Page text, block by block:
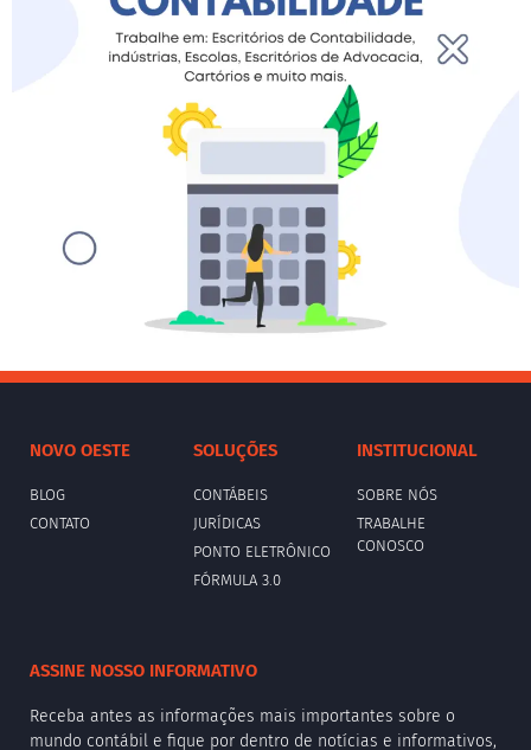
NOVO OESTE
BLOG
CONTATO
SOLUÇÕES
CONTÁBEIS
JURÍDICAS
PONTO ELETRÔNICO
FÓRMULA 3.0
INSTITUCIONAL
SOBRE NÓS
TRABALHE
CONOSCO
ASSINE NOSSO INFORMATIVO
Receba antes as informações mais importantes sobre o
mundo contábil e fique por dentro de notícias e informativos,